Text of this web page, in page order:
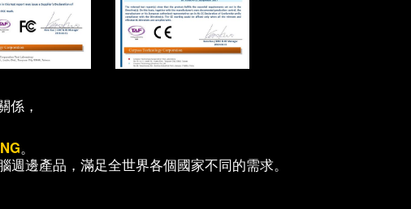
係，
。
邊產品，滿足全世界各個國家不同的需求。